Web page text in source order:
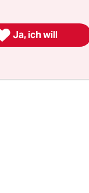
Ja, ich will